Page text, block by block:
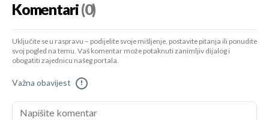
Komentari(0)
Uključite se u raspravu – podijelite svoje mišljenje, postavite pitanja ili ponudite
svoj pogled na temu. Vaš komentar može potaknuti zanimljiv dijalog i
obogatiti zajednicu našeg portala.
Važna obavijest !